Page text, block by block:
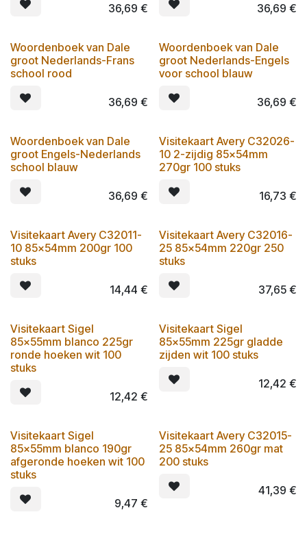
36,69 € 36,69 €
Woordenboek van Dale
groot Nederlands-Frans
school rood
36,69 €
Woordenboek van Dale
groot Nederlands-Engels
voor school blauw
36,69 €
Woordenboek van Dale
groot Engels-Nederlands
school blauw
36,69 €
Visitekaart Avery C32026-
10 2-zijdig 85x54mm
270gr 100 stuks
16,73 €
Visitekaart Avery C32011-
10 85x54mm 200gr 100
stuks
14,44 €
Visitekaart Avery C32016-
25 85x54mm 220gr 250
stuks
37,65€
Visitekaart Sigel
85x55mm blanco 225gr
ronde hoeken wit 100
stuks
12,42 €
Visitekaart Sigel
85x55mm 225gr gladde
zijden wit 100 stuks
12,42 €
Visitekaart Sigel
85x55mm blanco 190gr
afgeronde hoeken wit 100
stuks
9,47 €
Visitekaart Avery C32015-
25 85x54mm 260gr mat
200 stuks
41,39 €